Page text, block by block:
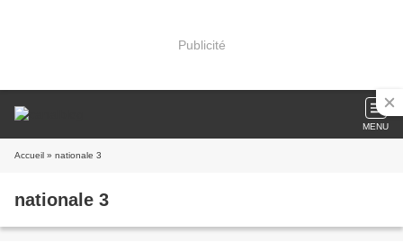
Publicité
MENU
Accueil » nationale 3
nationale 3